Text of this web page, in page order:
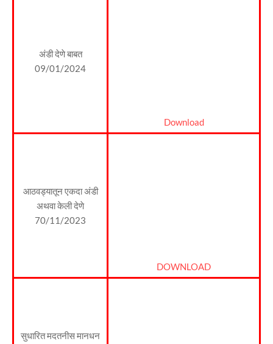
अंडी देणे बाबत
09/01/2024
Download
आठवड्यातून एकदा अंडी
अथवा केली देणे
70/11/2023
DOWNLOAD
सुधारित मदतनीस मानधन